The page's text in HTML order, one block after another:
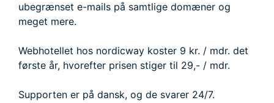
ubegrænset e-mails på samtlige domæner og
meget mere.
Webhotellet hos nordicway koster 9 kr. / mdr. det
første år, hvorefter prisen stiger til 29,- / mdr.
Supporten er på dansk, og de svarer 24/7.